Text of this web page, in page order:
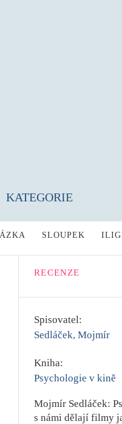
KATEGORIE
SLOUPEK
RECENZE
Spisovatel:
Sedláček, Mojmír
Kniha:
Psychologie v kině
Mojmír Sedláček:
s námi dělají filmy